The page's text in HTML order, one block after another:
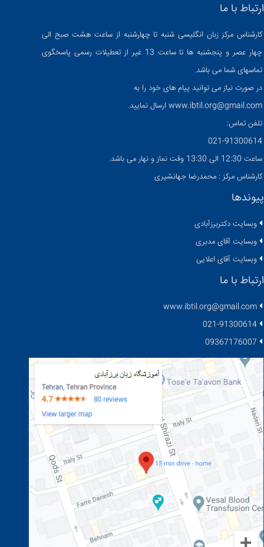
ارتباط با ما
کارشناس مرکز زبان انگلیسی شنبه تا چهارشنبه از ساعت هشت صبح الی
چهار عصر و پنجشنبه ها تا ساعت 13 غیر از تعطیلات رسمی پاسخگوی
تماسهای شما می باشد.
در صورت نیاز می توانید پیام های خود را به
www.ibtil.org@gmail.com ارسال نمایید.
تلفن تماس:
021-91300614
ساعت 12:30 الی 13:30 وقت نماز و نهار می باشد.
کارشناس مرکز : محمدرضا جهانشیری
پیوندها
وبسایت دکتربرزآبادی
وبسایت آقای مدبری
وبسایت آقای اعلایی
ارتباط با ما
www.ibtil.org@gmail.com
021-91300614
09367176007